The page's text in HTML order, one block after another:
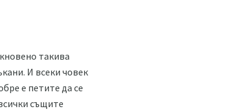
такива
И всеки човек
е петите да се
същите